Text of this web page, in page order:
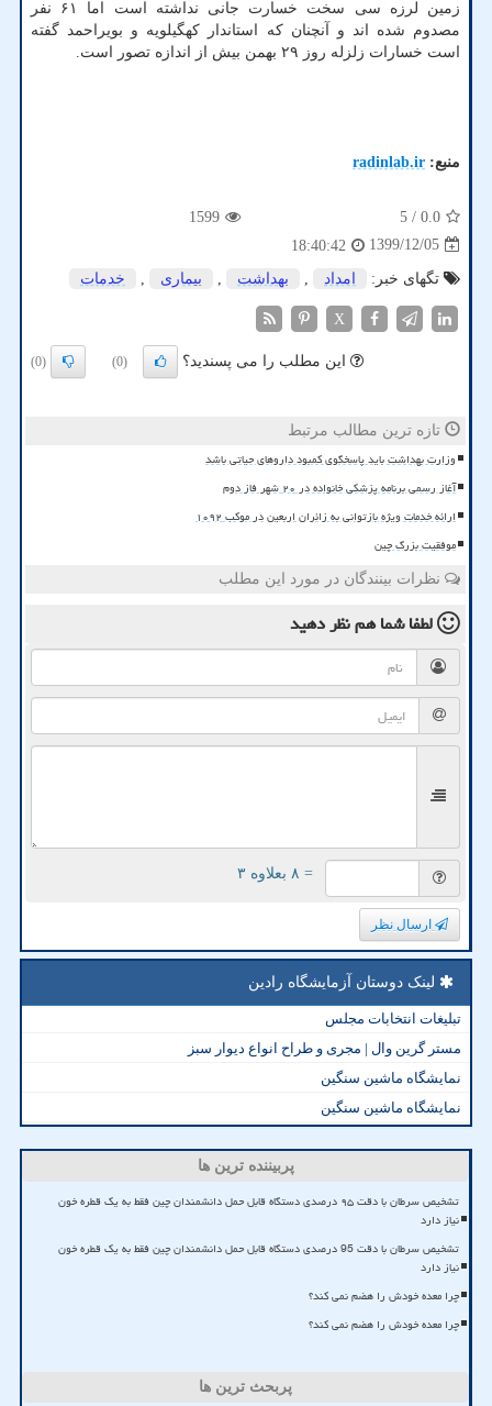
زمین لرزه سی سخت خسارت جانی نداشته است اما ۶۱ نفر
مصدوم شده اند و آنچنان که استاندار کهگیلویه و بویراحمد گفته
است خسارات زلزله روز ۲۹ بهمن بیش از اندازه تصور است.
منبع: radinlab.ir
0.0
/ 5
1599
1399/12/05
18:40:42
تگهای خبر:
امداد , بهداشت , بیماری , خدمات
X
این مطلب را می پسندید؟ (0)
(0)
تازه ترین مطالب مرتبط
وزارت بهداشت باید پاسخگوی کمبود داروهای حیاتی باشد
آغاز رسمی برنامه پزشکی خانواده در ۲۰ شهر فاز دوم
ارائه خدمات ویژه بازتوانی به زائران اربعین در موکب ۱۰۹۲
موفقیت بزرگ چین
نظرات بینندگان در مورد این مطلب
لطفا شما همنظر دهید
= ۸ بعلاوه ۳
ارسال نظر
لینک دوستان آزمایشگاه رادین
تبلیغات انتخابات مجلس
مستر گرین وال | مجری و طراح انواع دیوار سبز
نمایشگاه ماشین سنگین
نمایشگاه ماشین سنگین
پربیننده ترین ها
تشخیص سرطان با دقت ۹۵ درصدی دستگاه قابل حمل دانشمندان چین فقط به یک قطره خون
نیاز دارد
تشخیص سرطان با دقت 95 درصدی دستگاه قابل حمل دانشمندان چین فقط به یک قطره خون
نیاز دارد
چرا معده خودش را هضم نمی کند؟
چرا معده خودش را هضم نمی کند؟
پربحث ترین ها